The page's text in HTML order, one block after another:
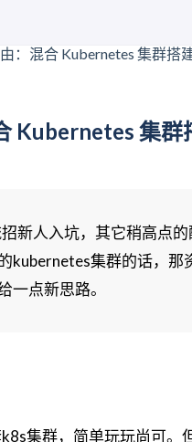
Kubernetes 集群
新人入坑，其它稍高点
kubernetes集群的话，那
一点新思路。
集群，简单玩玩尚可。